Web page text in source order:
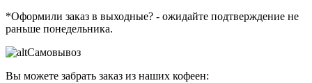
*Оформили заказ в выходные? - ожидайте подтверждение не
раньше понедельника.
Самовывоз
Вы можете забрать заказ из наших кофеен: